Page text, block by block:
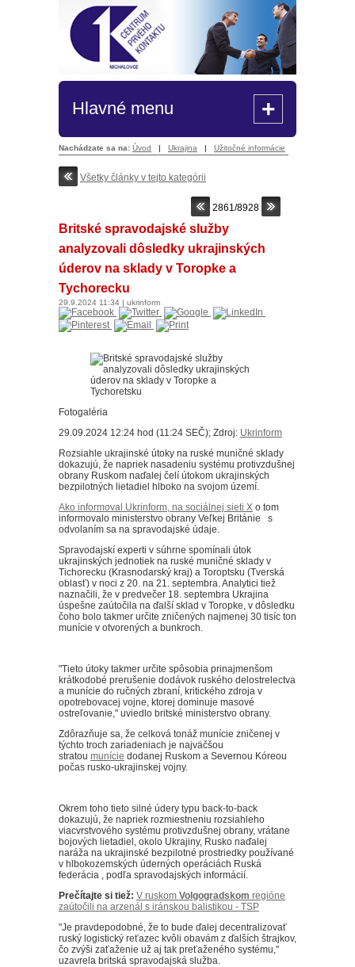
Hlavné menu +
Nachádzate sa na: Úvod | Ukrajina | Užitočné informácie
Všetky články v tejto kategórii
2861/8928
Britské spravodajské služby
analyzovali dôsledky ukrajinských
úderov na sklady v Toropke a
Tychorecku
29.9.2024 11:34 | ukrinform
Fotogaléria
29.09.2024 12:24 hod (11:24 SEČ); Zdroj: Ukrinform
Rozsiahle ukrajinské útoky na ruské muničné sklady
dokazujú, že napriek nasadeniu systému protivzdušnej
obrany Ruskom naďalej čelí útokom ukrajinských
bezpilotných lietadiel hlboko na svojom území.
Ako informoval Ukrinform, na sociálnej sieti X o tom
informovalo ministerstvo obrany Veľkej Británie
s
odvolaním sa na spravodajské údaje.
Spravodajskí experti v súhrne spomínali útok
ukrajinských jednotiek na ruské muničné sklady v
Tichorecku (Krasnodarský kraj) a Toroptsku (Tverská
oblasť) v noci z 20. na 21. septembra. Analytici tiež
naznačili, že v predvečer 18. septembra Ukrajina
úspešne zaútočila na ďalší sklad v Toropke, v dôsledku
čoho bolo takmer určite zničených najmenej 30 tisíc ton
munície v otvorených a bunkroch.
"Tieto útoky takmer určite spôsobia prinajmenšom
krátkodobé prerušenie dodávok ruského delostrelectva
a munície do ručných zbraní, kritického zdroja v
opotrebovacej vojne, ktorej dominuje masové
ostreľovanie," uviedlo britské ministerstvo obrany.
Zdôrazňuje sa, že celková tonáž munície zničenej v
týchto troch zariadeniach je najväčšou
stratou munície dodanej Ruskom a Severnou Kóreou
počas rusko-ukrajinskej vojny.
Okrem toho tieto silné údery typu back-to-back
dokazujú, že napriek rozmiestneniu rozsiahleho
viacvrstvového systému protivzdušnej obrany, vrátane
bojových lietadiel, okolo Ukrajiny, Rusko naďalej
naráža na ukrajinské bezpilotné prostriedky používané
v hlbokozemských úderných operáciách Ruská
federácia , podľa spravodajských informácií.
Prečítajte si tiež: V ruskom Volgogradskom regióne
zaútočili na arzenál s iránskou balistikou - TSP
"Je pravdepodobné, že to bude ďalej decentralizovať
ruský logistický reťazec kvôli obavám z ďalších štrajkov,
čo zvýši zaťaženie už aj tak preťaženého systému,"
uzavrela britská spravodajská služba.